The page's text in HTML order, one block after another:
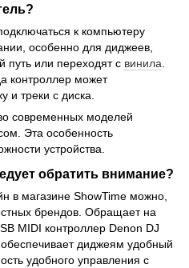
к компьютеру
особенно для диджеев,
путь или переходят с винила
контроллер может
и треки с диска.
современных моделей
Эта особенность
устройства.
обратить внимание?
в магазине ShowTime можно,
брендов. Обращает на
MIDI контроллер Denon DJ
диджеям удобный
удобного управления с